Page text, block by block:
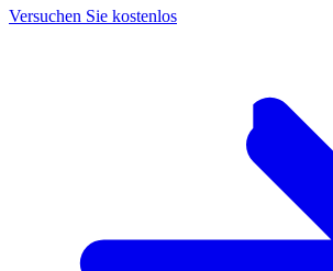
Versuchen Sie kostenlos